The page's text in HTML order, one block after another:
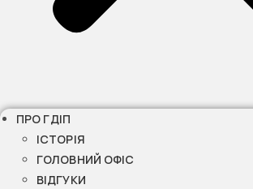
ПРО ГДІП
ІСТОРІЯ
ГОЛОВНИЙ ОФІС
ВІДГУКИ